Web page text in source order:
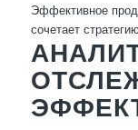
Эффективное
сочетает